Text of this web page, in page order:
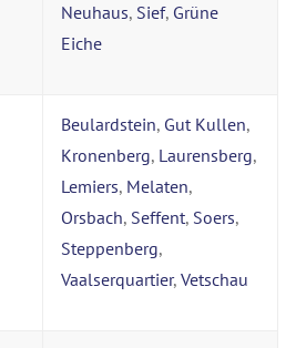
Neuhaus, Sief, Grüne
Eiche
Beulardstein, Gut Kullen,
Kronenberg, Laurensberg,
Lemiers, Melaten,
Orsbach, Seffent, Soers,
Steppenberg,
Vaalserquartier, Vetschau